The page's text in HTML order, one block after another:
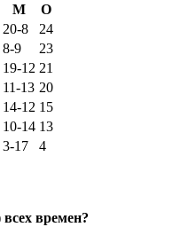
М
О
20-8
24
8-9
23
19-12 21
11-13 20
14-12 15
10-14 13
3-17 4
времен?